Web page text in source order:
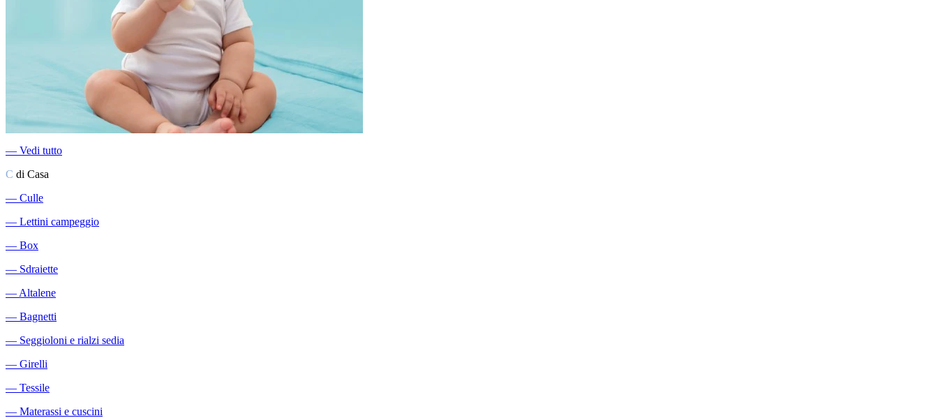
― Vedi tutto
C di Casa
― Culle
― Lettini campeggio
― Box
― Sdraiette
― Altalene
― Bagnetti
― Seggioloni e rialzi sedia
― Girelli
― Tessile
― Materassi e cuscini